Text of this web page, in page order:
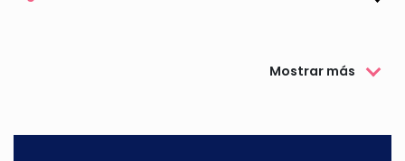
Mostrar más